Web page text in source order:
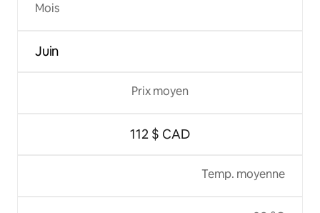
Mois
Juin
Prix moyen
112 $ CAD
Temp. moyenne